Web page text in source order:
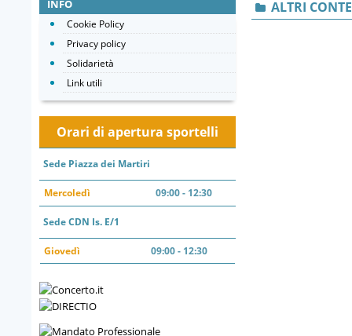
ALTRI
INFO
Cookie Policy
Privacy policy
Solidarietà
Link utili
Orari di apertura sportelli
Sede Piazza dei Martiri
Mercoledì 09:00 - 12:30
Sede CDN Is. E/1
Giovedì 09:00 - 12:30